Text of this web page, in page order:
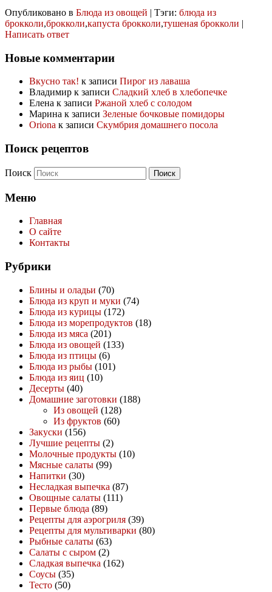
Опубликовано в Блюда из овощей | Тэги: блюда из
брокколи,брокколи,капуста брокколи,тушеная брокколи |
Написать ответ
Новые комментарии
Вкусно так! к записи Пирог из лаваша
Владимир к записи Сладкий хлеб в хлебопечке
Елена к записи Ржаной хлеб с солодом
Марина к записи Зеленые бочковые помидоры
Oriona к записи Скумбрия домашнего посола
Поиск рецептов
Поиск
Меню
Главная
О сайте
Контакты
Рубрики
Блины и оладьи (70)
Блюда из круп и муки (74)
Блюда из курицы (172)
Блюда из морепродуктов (18)
Блюда из мяса (201)
Блюда из овощей (133)
Блюда из птицы (6)
Блюда из рыбы (101)
Блюда из яиц (10)
Десерты (40)
Домашние заготовки (188)
Из овощей (128)
Из фруктов (60)
Закуски (156)
Лучшие рецепты (2)
Молочные продукты (10)
Мясные салаты (99)
Напитки (30)
Несладкая выпечка (87)
Овощные салаты (111)
Первые блюда (89)
Рецепты для аэрогриля (39)
Рецепты для мультиварки (80)
Рыбные салаты (63)
Салаты с сыром (2)
Сладкая выпечка (162)
Соусы (35)
Тесто (50)